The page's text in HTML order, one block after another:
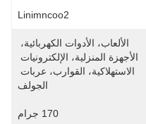
Linimncoo2
الجولف
170 جرام